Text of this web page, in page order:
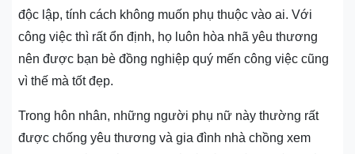
độc lập, tính cách không muốn phụ thuộc vào ai. Với
công việc thì rất ổn định, họ luôn hòa nhã yêu thương
nên được bạn bè đồng nghiệp quý mến công việc cũng
vì thế mà tốt đẹp.
Trong hôn nhân, những người phụ nữ này thường rất
được chống yêu thương và gia đình nhà chồng xem